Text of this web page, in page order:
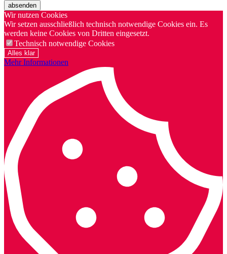
absenden
Wir nutzen Cookies
Wir setzen ausschließlich technisch notwendige Cookies ein. Es
werden keine Cookies von Dritten eingesetzt.
Technisch notwendige Cookies
Alles klar
Mehr Informationen